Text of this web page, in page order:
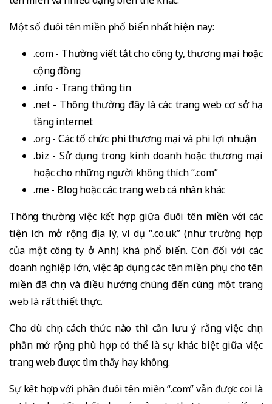
Một số đuôi tên miền phổ biến nhất hiện nay:
.com - Thường viết tắt cho công ty, thương mại hoặc
cộng đồng
.info - Trang thông tin
.net - Thông thường đây là các trang web cơ sở hạ
tầng internet
.org - Các tổ chức phi thương mại và phi lợi nhuận
.biz - Sử dụng trong kinh doanh hoặc thương mại
hoặc cho những người không thích “.com”
.me - Blog hoặc các trang web cá nhân khác
Thông thường việc kết hợp giữa đuôi tên miền với các
tiện ích mở rộng địa lý, ví dụ “.co.uk” (như trường hợp
của một công ty ở Anh) khá phổ biến. Còn đối với các
doanh nghiệp lớn, việc áp dụng các tên miền phụ cho tên
miền đã chọn và điều hướng chúng đến cùng một trang
web là rất thiết thực.
Cho dù chọn cách thức nào thì cần lưu ý rằng việc chọn
phần mở rộng phù hợp có thể là sự khác biệt giữa việc
trang web được tìm thấy hay không.
Sự kết hợp với phần đuôi tên miền “.com” vẫn được coi là